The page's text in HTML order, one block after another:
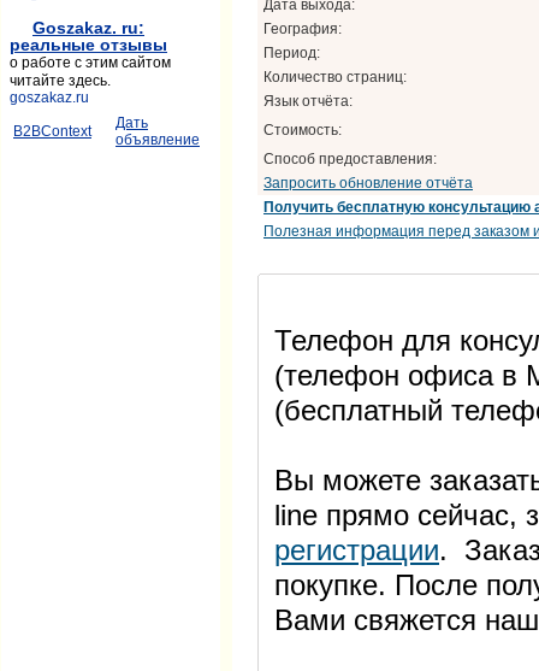
Дата выхода:
География:
Период:
Количество страниц:
Язык отчёта:
Стоимость:
Способ предоставления:
Запросить обновление отчёта
Получить бесплатную консультацию
Полезная информация перед заказом
Телефон для
(телефон офиса в
(бесплатный
Вы можете
line прямо
регистрации.
покупке. После
Вами свяжется
Goszakaz. ru:
реальные отзывы
о работе с этим сайтом
читайте здесь.
goszakaz.ru
B2BContext
Дать
объявление